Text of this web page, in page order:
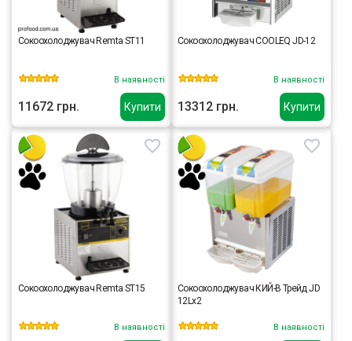
Купити
Сокоохолоджувач Remta ST11
В наявності
11672 грн. Купити
Сокоохолоджувач COOLEQ JD-12
В наявності
13312 грн.
Сокоохолоджувач Remta ST15
В наявності
Сокоохолоджувач КИЙ-В Трейд JD
12Lх2
В наявності